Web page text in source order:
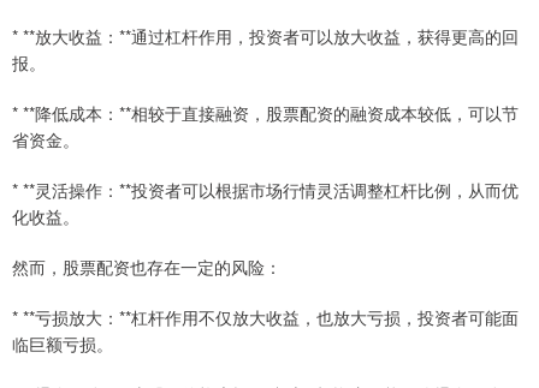
* **放大收益：**通过杠杆作用，投资者可以放大收益，获得更高的回
报。
* **降低成本：**相较于直接融资，股票配资的融资成本较低，可以节
省资金。
* **灵活操作：**投资者可以根据市场行情灵活调整杠杆比例，从而优
化收益。
然而，股票配资也存在一定的风险：
* **亏损放大：**杠杆作用不仅放大收益，也放大亏损，投资者可能面
临巨额亏损。